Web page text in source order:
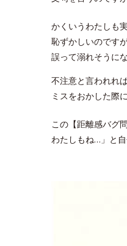
かくいうわたしも
恥ずかしいのです
誤って溺れそうにな
不注意と言われれ
ミスをおかした際
この【距離感バグ
わたしもね…」と自